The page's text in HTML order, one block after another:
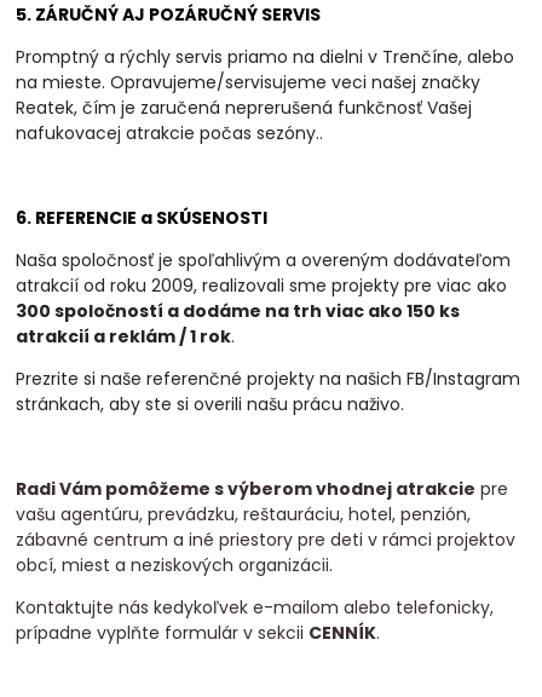
5. ZÁRUČNÝ AJ POZÁRUČNÝ SERVIS
Promptný a rýchly servis priamo na dielni v Trenčíne, alebo
na mieste. Opravujeme/servisujeme veci našej značky
Reatek, čím je zaručená neprerušená funkčnosť Vašej
nafukovacej atrakcie počas sezóny..
6. REFERENCIE a SKÚSENOSTI
Naša spoločnosť je spoľahlivým a overeným dodávateľom
atrakcií od roku 2009, realizovalisme projekty pre viac ako
300 spoločností a dodáme na trh viac ako 150 ks
atrakcií a reklám / 1 rok.
Prezrite si naše referenčné projekty na našich FB/Instagram
stránkach, aby ste si overili našu prácu naživo.
Radi Vám pomôžeme s výberom vhodnej atrakcie pre
vašu agentúru, prevádzku, reštauráciu, hotel, penzión,
zábavné centrum a iné priestory pre deti v rámci projektov
obcí, miest a neziskových organizácii.
Kontaktujte nás kedykoľvek e-mailom alebo telefonicky,
prípadne vyplňte formulár v sekcii CENNÍK.